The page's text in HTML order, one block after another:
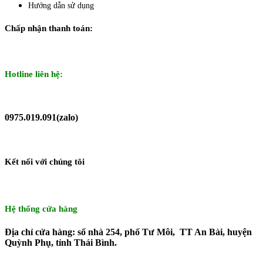
Hướng dẫn sử dụng
Chấp nhận thanh toán:
Hotline liên hệ:
0975.019.091(zalo)
Kết nối với chúng tôi
Hệ thống cửa hàng
Địa chỉ cửa hàng: số nhà 254, phố Tư Môi, TT An Bài, huyện
Quỳnh Phụ, tỉnh Thái Bình.